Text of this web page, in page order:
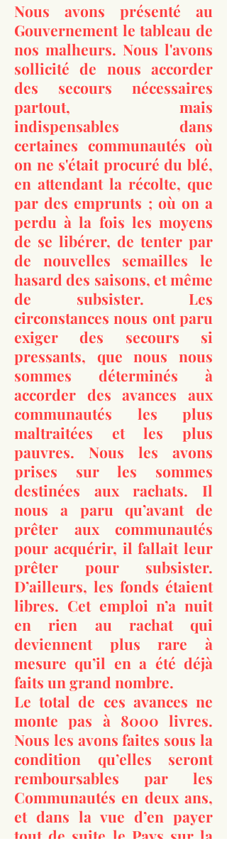
Nous avons présenté au
Gouvernement le tableau de
nos malheurs. Nous l'avons
sollicité de nous accorder
des secours nécessaires
partout, mais
indispensables dans
certaines communautés où
on ne s'était procuré du blé,
en attendant la récolte, que
par des emprunts ; où on a
perdu à la fois les moyens
de se libérer, de tenter par
de nouvelles semailles le
hasard des saisons, et même
de subsister. Les
circonstances nous ont paru
exiger des secours si
pressants, que nous nous
sommes déterminés à
accorder des avances aux
communautés les plus
maltraitées et les plus
pauvres. Nous les avons
prises sur les sommes
destinées aux rachats. Il
nous a paru qu’avant de
prêter aux communautés
pour acquérir, il fallait leur
prêter pour subsister.
D’ailleurs, les fonds étaient
libres. Cet emploi n’a nuit
en rien au rachat qui
deviennent plus rare à
mesure qu’il en a été déjà
faits un grand nombre.
Le total de ces avances ne
monte pas à 8000 livres.
Nous les avons faites sous la
condition qu’elles seront
remboursables par les
Communautés en deux ans,
et dans la vue d’en payer
tout de suite le Pays sur la